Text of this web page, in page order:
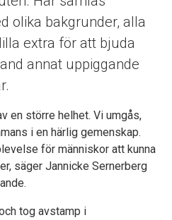
olika bakgrunder, alla
extra för att bjuda
annat uppiggande
en större helhet. Vi umgås,
i en härlig gemenskap.
för människor att kunna
säger Jannicke Sernerberg
tog avstamp i